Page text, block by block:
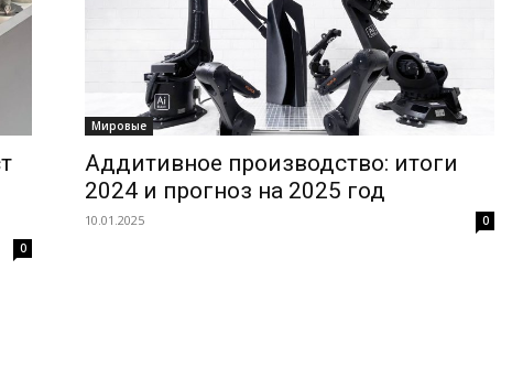
0
Мировые
Аддитивное производство: итоги
2024 и прогноз на 2025 год
10.01.2025 0